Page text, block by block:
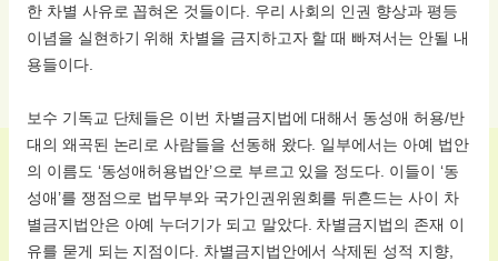
한 차별 사유로 꼽혀온 것들이다. 우리 사회의 인권 향상과 평등
이념을 실현하기 위해 차별을 금지하고자 할 때 빠져서는 안될 내
용들이다.
보수 기독교 단체들은 이번 차별금지법에 대해서 동성애 허용/반
대의 왜곡된 논리로 사람들을 선동해 왔다. 일부에서는 아예 법안
의 이름도 ‘동성애허용법안’으로 부르고 있을 정도다. 이들이 ‘동
성애’를 쟁점으로 법무부와 국가인권위원회를 뒤흔드는 사이 차
별금지법안은 아예 누더기가 되고 말았다. 차별금지법의 존재 이
유를 묻게 되는 지점이다. 차별금지법안에서 삭제된 성적 지향,